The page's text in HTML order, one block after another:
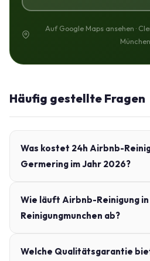
Auf Google Maps ansehen ·
München
Häufig gestellte Fragen
Was kostet 24h Airbnb-
Germering im Jahr 2026?
Wie läuft Airbnb-Reinigung
Reinigungmunchen ab?
Welche Qualitätsgarantie